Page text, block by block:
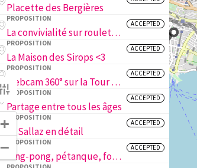
Placette des Bergières
PROPOSITION
La convivialité sur roulettes !
ACCEPTED
PROPOSITION
La Maison des Sirops <3
ACCEPTED
PROPOSITION
Webcam 360° sur la Tour de Sauvabelin
ACCEPTED
PROPOSITION
Partage entre tous les âges
ACCEPTED
PROPOSITION
La Sallaz en détail
ACCEPTED
PROPOSITION
Ping-pong, pétanque, foot et basket aux Fiches Nord!
ACCEPTED
+
−